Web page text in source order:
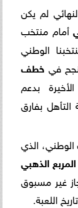
لم يكن
أمام منتخب
الوطني
في خطف
بدعم
بفارق
الوطني، الذي
الذهبي
غير مسبوق
اللعبة.